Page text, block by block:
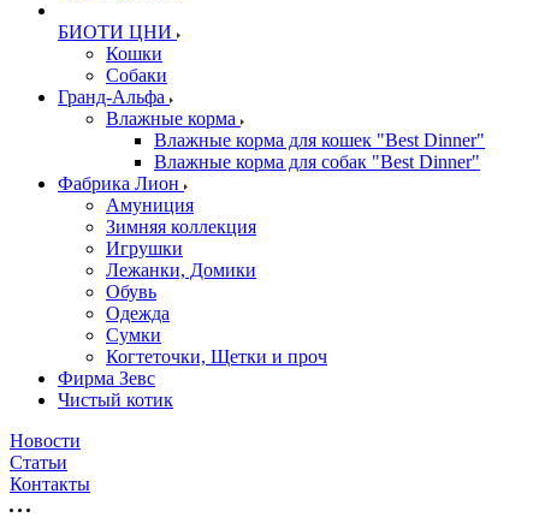
БИОТИ ЦНИ
Кошки
Собаки
Гранд-Альфа
Влажные корма
Влажные корма для кошек "Best Dinner"
Влажные корма для собак "Best Dinner"
Фабрика Лион
Амуниция
Зимняя коллекция
Игрушки
Лежанки, Домики
Обувь
Одежда
Сумки
Когтеточки, Щетки и проч
Фирма Зевс
Чистый котик
Новости
Статьи
Контакты